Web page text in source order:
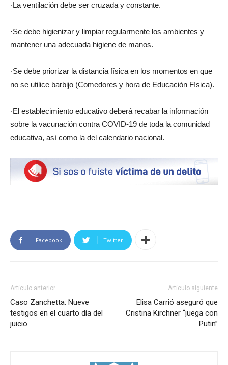
·La ventilación debe ser cruzada y constante.
·Se debe higienizar y limpiar regularmente los ambientes y
mantener una adecuada higiene de manos.
·Se debe priorizar la distancia física en los momentos en que
no se utilice barbijo (Comedores y hora de Educación Física).
·El establecimiento educativo deberá recabar la información
sobre la vacunación contra COVID-19 de toda la comunidad
educativa, así como la del calendario nacional.
Facebook Twitter
Artículo anterior
Caso Zanchetta: Nueve
testigos en el cuarto día del
juicio
Artículo siguiente
Elisa Carrió aseguró que
Cristina Kirchner “juega con
Putin”